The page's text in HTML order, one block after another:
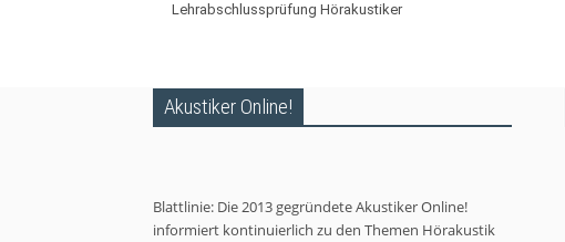
Lehrabschlussprüfung Hörakustiker
Akustiker Online!
Blattlinie: Die 2013 gegründete Akustiker Online!
informiert kontinuierlich zu den Themen Hörakustik